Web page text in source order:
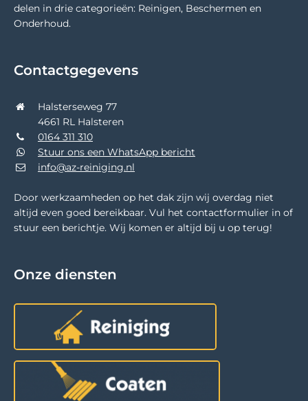
delen in drie categorieën: Reinigen, Beschermen en
Onderhoud.
Contactgegevens
Halsterseweg 77
4661 RL Halsteren
0164 311 310
Stuur ons een WhatsApp bericht
info@az-reiniging.nl
Door werkzaamheden op het dak zijn wij overdag niet
altijd even goed bereikbaar. Vul het contactformulier in of
stuur een berichtje. Wij komen er altijd bij u op terug!
Onze diensten